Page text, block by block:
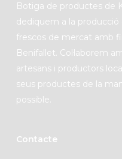
Botiga de productes de
dediquem a la
frescos de mercat amb
Benifallet. Col·laborem
artesans i productors
seus productes de la
possible.
Contacte